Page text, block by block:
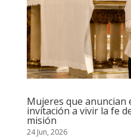
Mujeres que anuncian
invitación a vivir la fe
misión
24 Jun, 2026